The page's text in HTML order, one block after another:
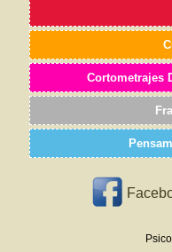
Cortometrajes